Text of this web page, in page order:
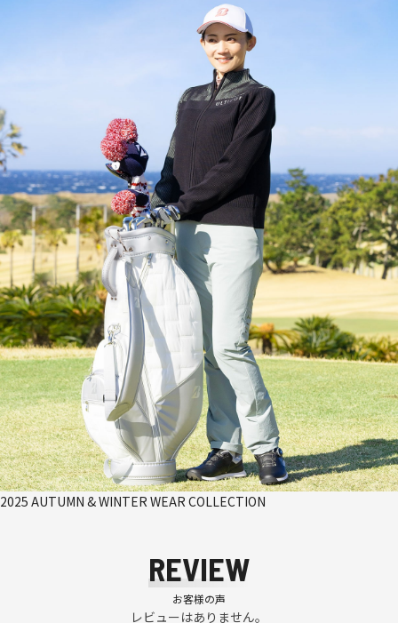
2025 AUTUMN & WINTER WEAR COLLECTION
REVIEW
お客様の声
レビューはありません。